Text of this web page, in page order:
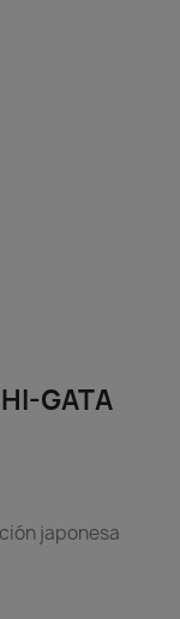
GATA
japonesa